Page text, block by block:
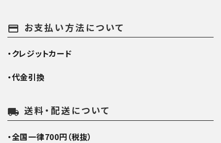
payment お支払い方法について
・クレジットカード
・代金引換
local_shipping 送料・配送について
・全国一律700円（税抜）